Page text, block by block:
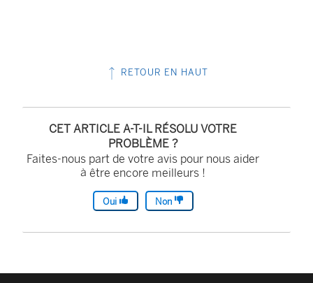
RETOUR EN HAUT
CET ARTICLE A-T-IL RÉSOLU VOTRE
PROBLÈME ?
Faites-nous part de votre avis pour nous aider
à être encore meilleurs !
Oui Non